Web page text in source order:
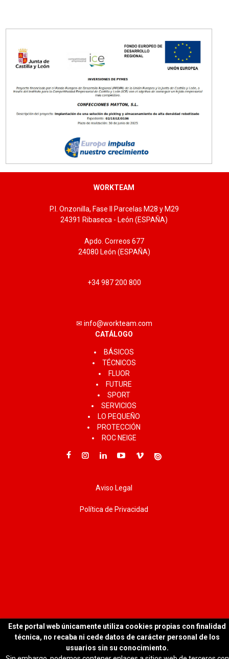
WORKTEAM
P.I. Onzonilla, Fase II Parcelas M28 y M29
24391 Ribaseca - León (ESPAÑA)
Apdo. Correos 677
24080 León (ESPAÑA)
+34 987 200 800
✉ info@workteam.com
CATÁLOGO
BÁSICOS
TÉCNICOS
FLUOR
FUTURE
SPORT
SERVICIOS
LO PEQUEÑO
PROTECCIÓN
ROC NEIGE
Aviso Legal
Política de Privacidad
Este portal web únicamente utiliza cookies propias con finalidad
técnica, no recaba ni cede datos de carácter personal de los
usuarios sin su conocimiento.